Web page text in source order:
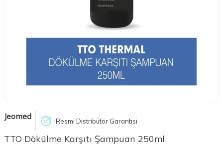
Jeomed Resmi Distribütör Garantisi
TTO Dökülme Karşıtı Şampuan 250ml